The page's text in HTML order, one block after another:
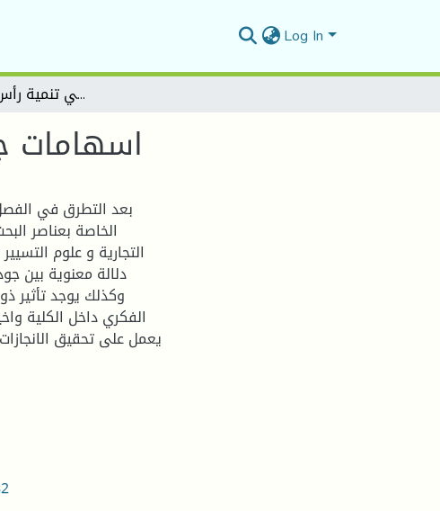
Log In
اسهامات جودة الحياة الوظيفية في تنمية رأس المال الفكري
اسهامات
بعد التطرق في
الخاصة بعناصر
التجارية و علوم
دلالة معنوية بين
وكذلك يوجد تأثير
الفكري داخل الكلية
يعمل على تحقيق